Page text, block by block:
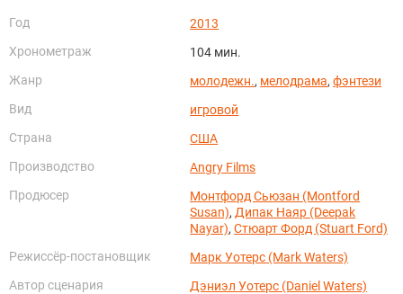
Год
2013
Хронометраж
104 мин.
Жанр
молодежн., мелодрама,фэнтези
Вид
игровой
Страна
США
Производство
Angry Films
Продюсер
Монтфорд Сьюзан (Montford
Susan), Дипак Наяр (Deepak
Nayar),Стюарт Форд (Stuart Ford)
Режиссёр-постановщик
Марк Уотерс (Mark Waters)
Автор сценария
Дэниэл Уотерс (Daniel Waters)